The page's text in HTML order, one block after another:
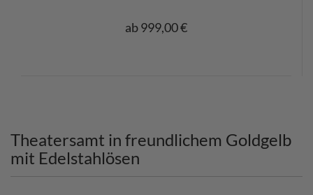
ab 999,00 €
Theatersamt in freundlichem Goldgelb
mit Edelstahlösen